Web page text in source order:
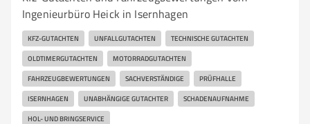
Ingenieurbüro Heick in Isernhagen
KFZ-GUTACHTEN UNFALLGUTACHTEN TECHNISCHE GUTACHTEN
OLDTIMERGUTACHTEN MOTORRADGUTACHTEN
FAHRZEUGBEWERTUNGEN SACHVERSTÄNDIGE PRÜFHALLE
ISERNHAGEN UNABHÄNGIGE GUTACHTER SCHADENAUFNAHME
HOL- UND BRINGSERVICE